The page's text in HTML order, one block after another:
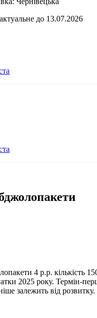
до 13.07.2026
4 р.р. кількість
2025 року. Термін-
залежить від розвитку.